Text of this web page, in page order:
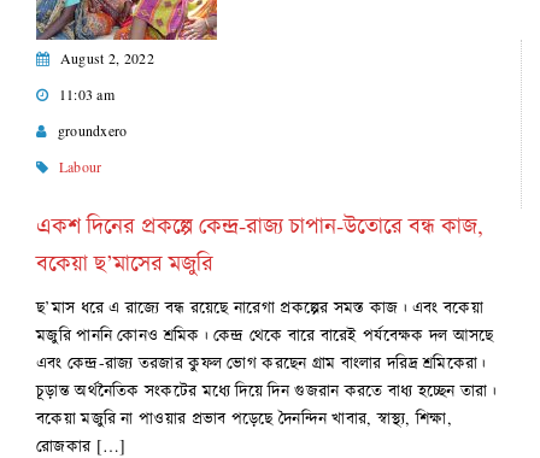
August 2, 2022
11:03 am
groundxero
Labour
একশ দিনের প্রকল্পে কেন্দ্র-রাজ্য চাপান-উতোরে বন্ধ কাজ,
বকেয়া ছ’মাসের মজুরি
ছ’মাস ধরে এ রাজ্যে বন্ধ রয়েছে নারেগা প্রকল্পের সমস্ত কাজ। এবং বকেয়া
মজুরি পাননি কোনও শ্রমিক। কেন্দ্র থেকে বারে বারেই পর্যবেক্ষক দল আসছে
এবং কেন্দ্র-রাজ্য তরজার কুফল ভোগ করছেন গ্রাম বাংলার দরিদ্র শ্রমিকেরা।
চূড়ান্ত অর্থনৈতিক সংকটের মধ্যে দিয়ে দিন গুজরান করতে বাধ্য হচ্ছেন তারা।
বকেয়া মজুরি না পাওয়ার প্রভাব পড়েছে দৈনন্দিন খাবার, স্বাস্থ্য, শিক্ষা,
রোজকার […]